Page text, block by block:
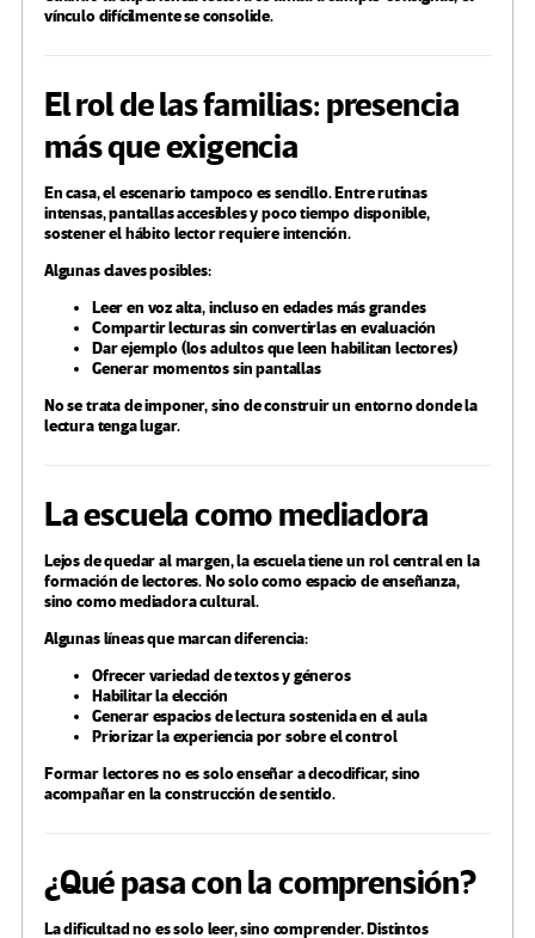
vínculo difícilmente se consolide.
El rol de las familias: presencia
más que exigencia
En casa, el escenario tampoco es sencillo. Entre rutinas
intensas, pantallas accesibles y poco tiempo disponible,
sostener el hábito lector requiere intención.
Algunas claves posibles:
Leer en voz alta, incluso en edades más grandes
Compartir lecturas sin convertirlas en evaluación
Dar ejemplo (los adultos que leen habilitan lectores)
Generar momentos sin pantallas
No se trata de imponer, sino de construir un entorno donde la
lectura tenga lugar.
La escuela como mediadora
Lejos de quedar al margen, la escuela tiene un rol central en la
formación de lectores. No solo como espacio de enseñanza,
sino como mediadora cultural.
Algunas líneas que marcan diferencia:
Ofrecer variedad de textos y géneros
Habilitar la elección
Generar espacios de lectura sostenida en el aula
Priorizar la experiencia por sobre el control
Formar lectores no es solo enseñar a decodificar, sino
acompañar en la construcción de sentido.
¿Qué pasa con la comprensión?
La dificultad no es solo leer, sino comprender. Distintos